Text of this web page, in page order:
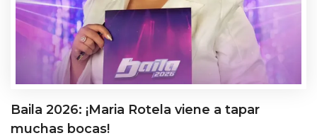
Baila 2026: ¡Maria Rotela viene a tapar
muchas bocas!